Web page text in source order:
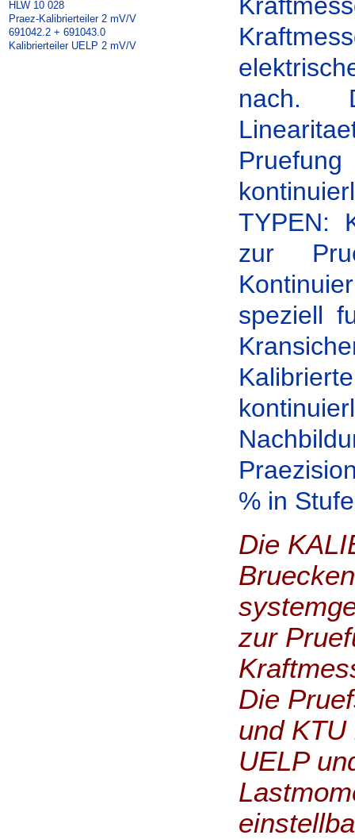
HLW 10 028
Praez-Kalibrierteiler 2 mV/V
691042.2 + 691043.0
Kalibrierteiler UELP 2 mV/V
nach.
TYPEN:
zur
speziell
% in
Die
zur
Die
und
UELP